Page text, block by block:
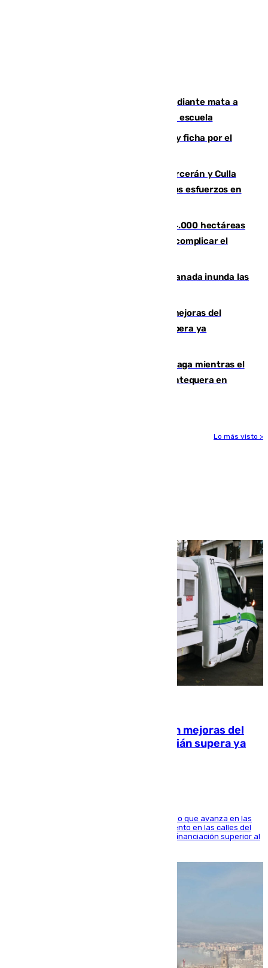
Desastre en Tailandia: un joven estudiante mata a
tiros a sus abuelo y a profesores en una escuela
Luca Zidane rompe con el Granada y ficha por el
Incendios de Castellón: Sierra Engarcerán y Culla
evolucionan positivamente y centran los esfuerzos en
El incendio de Niebla ya supera las 4.000 hectáreas
afectadas y "se espera que se vuelva a complicar el
Una tormenta en la provincia de Granada inunda las
La inversión del Ayuntamiento en mejoras del
entorno del Prado de San Sebastián supera ya
El taró tiñe de niebla la costa de Málaga mientras el
calor se concentra en el interior con Antequera en
Lo más visto >
La inversión del Ayuntamiento en mejoras del
entorno del Prado de San Sebastián supera ya
El consistorio, a través de Emasesa, ha indicado que avanza en las
obras de renovación de las redes de saneamiento en las calles del
entorno del Prado, contando la zona con una financiación superior al